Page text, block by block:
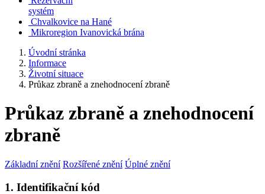
systém
Chvalkovice na Hané
Mikroregion Ivanovická brána
Úvodní stránka
Informace
Životní situace
Průkaz zbraně a znehodnocení zbraně
Průkaz zbraně a znehodnocení
zbraně
Základní znění Rozšířené znění Úplné znění
1. Identifikační kód